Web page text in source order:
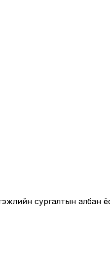
сургалтын албан